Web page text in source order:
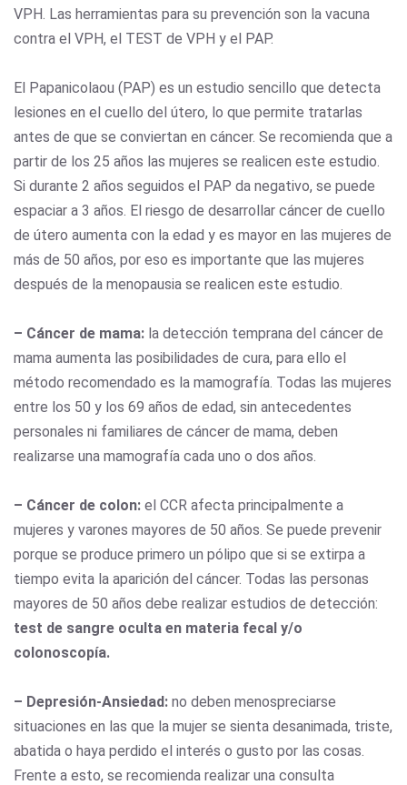
VPH. Las herramientas para su prevención son la vacuna
contra el VPH, el TEST de VPH y el PAP.
El Papanicolaou (PAP) es un estudio sencillo que detecta
lesiones en el cuello del útero, lo que permite tratarlas
antes de que se conviertan en cáncer. Se recomienda que a
partir de los 25 años las mujeres se realicen este estudio.
Si durante 2 años seguidos el PAP da negativo, se puede
espaciar a 3 años. El riesgo de desarrollar cáncer de cuello
de útero aumenta con la edad y es mayor en las mujeres de
más de 50 años, por eso es importante que las mujeres
después de la menopausia se realicen este estudio.
– Cáncer de mama: la detección temprana del cáncer de
mama aumenta las posibilidades de cura, para ello el
método recomendado es la mamografía. Todas las mujeres
entre los 50 y los 69 años de edad, sin antecedentes
personales ni familiares de cáncer de mama, deben
realizarse una mamografía cada uno o dos años.
– Cáncer de colon: el CCR afecta principalmente a
mujeres y varones mayores de 50 años. Se puede prevenir
porque se produce primero un pólipo que si se extirpa a
tiempo evita la aparición del cáncer. Todas las personas
mayores de 50 años debe realizar estudios de detección:
test de sangre oculta en materia fecal y/o
colonoscopía.
– Depresión-Ansiedad: no deben menospreciarse
situaciones en las que la mujer se sienta desanimada, triste,
abatida o haya perdido el interés o gusto por las cosas.
Frente a esto, se recomienda realizar una consulta